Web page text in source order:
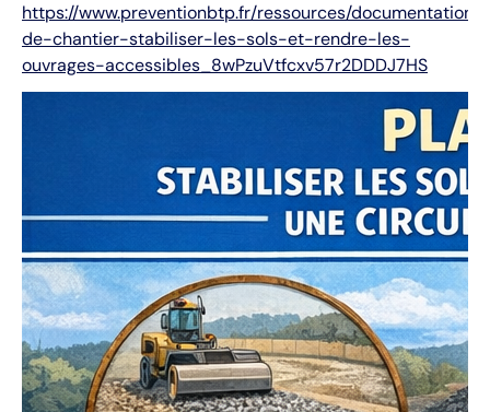
https://www.preventionbtp.fr/ressources/documentation/
de-chantier-stabiliser-les-sols-et-rendre-les-
ouvrages-accessibles_8wPzuVtfcxv57r2DDDJ7HS